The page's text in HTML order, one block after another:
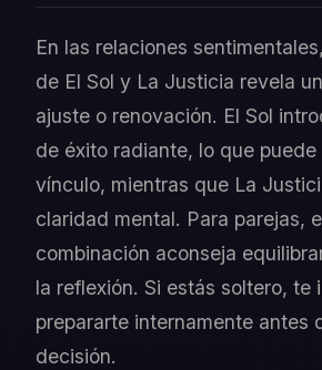
En las relaciones
de El Sol y La Justicia revela
ajuste o renovación. El Sol
de éxito radiante, lo que puede
vínculo, mientras que La
claridad mental. Para parejas,
combinación aconseja
la reflexión. Si estás soltero, te
prepararte internamente antes
decisión.